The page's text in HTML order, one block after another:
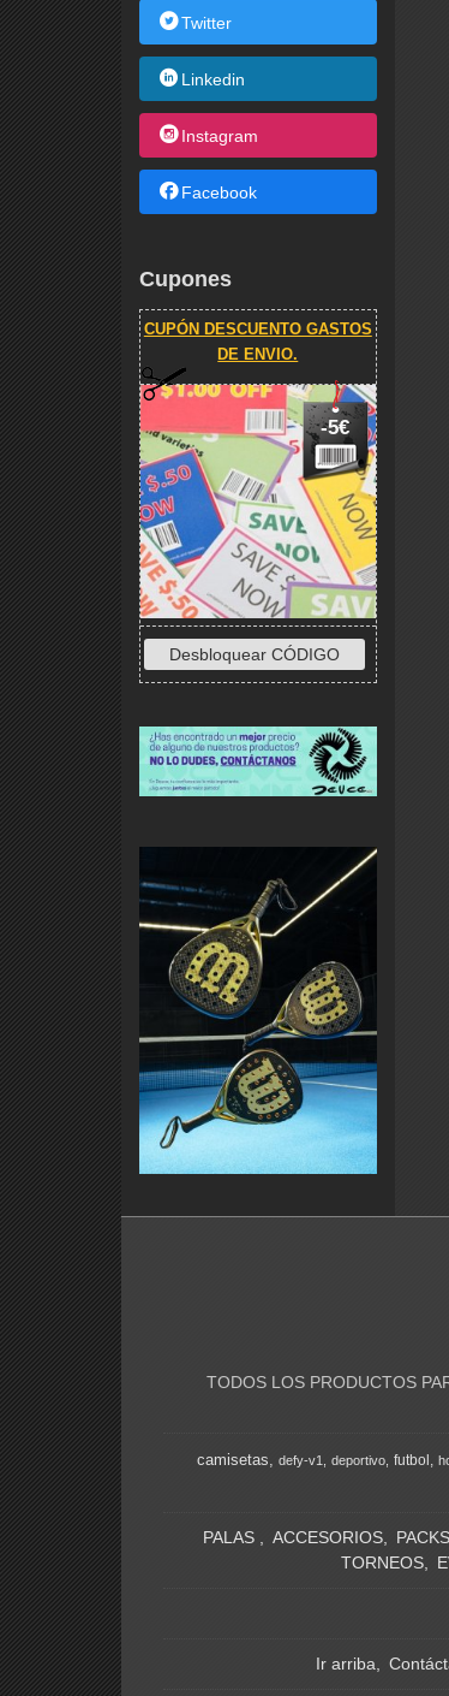
Twitter
Linkedin
Instagram
Facebook
Cupones
CUPÓN DESCUENTO GASTOS
DE ENVIO.
-5€
TODOS LOS PRODUCTOS
camisetas defy-v1 deportivo futbol
PALAS ACCESORIOS
TORNEOS
Ir arriba